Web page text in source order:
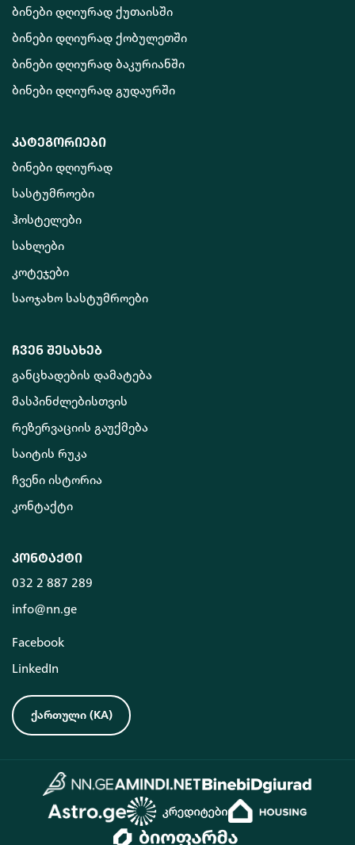
ბინები დღიურად ქუთაისში
ბინები დღიურად ქობულეთში
ბინები დღიურად ბაკურიანში
ბინები დღიურად გუდაურში
კატეგორიები
ბინები დღიურად
სასტუმროები
ჰოსტელები
სახლები
კოტეჯები
საოჯახო სასტუმროები
ჩვენ შესახებ
განცხადების დამატება
მასპინძლებისთვის
რეზერვაციის გაუქმება
საიტის რუკა
ჩვენი ისტორია
კონტაქტი
კონტაქტი
032 2 887 289
info@nn.ge
Facebook
LinkedIn
ქართული (KA)